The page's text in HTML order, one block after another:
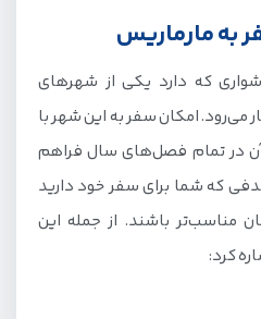
به مارماریس
که دارد یکی از شهرهای
می‌رود. امکان سفر به این شهر با
در تمام فصل‌های سال فراهم
که شما برای سفر خود دارید
مناسب‌تر باشند. از جمله این
کرد: